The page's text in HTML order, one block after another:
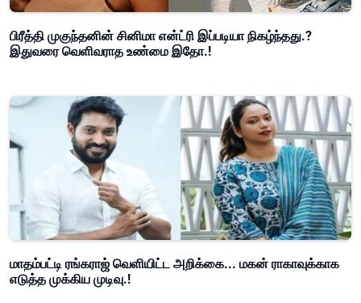
பிரீத்தி முகுந்தனின் சினிமா என்ட்ரி இப்படியா நிகழ்ந்தது.?
இதுவரை வெளிவராத உண்மை இதோ.!
மாதம்பட்டி ரங்கராஜ் வெளியிட்ட அறிக்கை... மகன் ராகாவுக்காக
எடுத்த முக்கிய முடிவு.!